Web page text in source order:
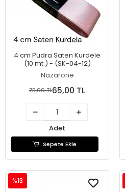
4 cm Pudra Saten Kurdele
(10 mt.) - (SK-04-12)
Nazarone
75,00 TL65,00 TL
Adet
Sepete Ekle
%13